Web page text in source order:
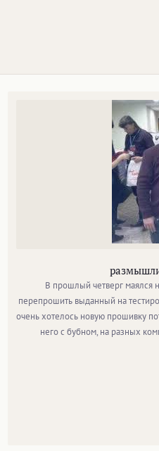
В прошлый четверг маялся
перепрошить выданный на
очень хотелось новую прошивку
него с бубном, на разных